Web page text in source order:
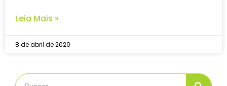
Leia Mais »
8 de abril de 2020